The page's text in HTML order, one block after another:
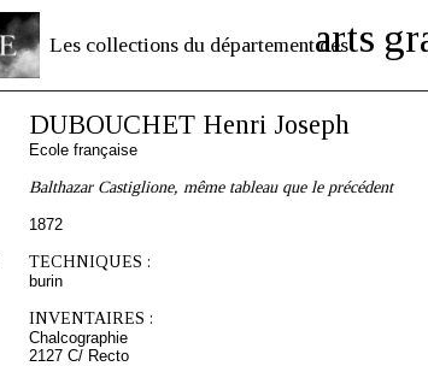
Les collections du département des
arts
DUBOUCHET Henri Joseph
Ecole française
Balthazar Castiglione, même tableau que le précédent
1872
TECHNIQUES :
burin
INVENTAIRES :
Chalcographie
2127 C/ Recto